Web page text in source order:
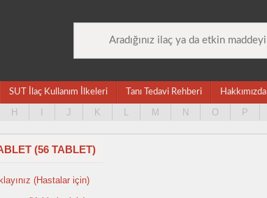
SUT İlaç Kullanım İlkeleri Tanı Tedavi Rehberi Hakkımızda
H J K L M N O P
(56 TABLET)
(Hastalar için)